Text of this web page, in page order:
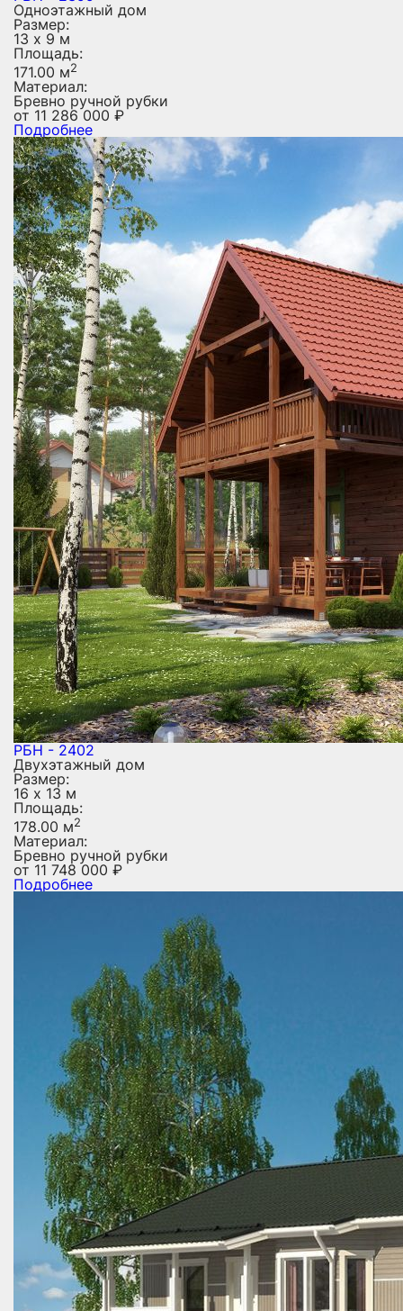
Одноэтажный дом
Размер:
13 х 9 м
Площадь:
171.00 м2
Материал:
Бревно ручной рубки
от 11 286 000 ₽
Подробнее
РБН - 2402
Двухэтажный дом
Размер:
16 х 13 м
Площадь:
178.00 м2
Материал:
Бревно ручной рубки
от 11 748 000 ₽
Подробнее